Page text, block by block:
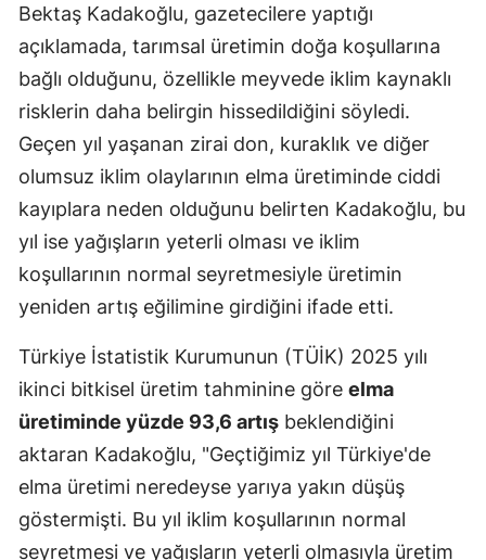
Bektaş Kadakoğlu, gazetecilere yaptığı
açıklamada, tarımsal üretimin doğa koşullarına
bağlı olduğunu, özellikle meyvede iklim kaynaklı
risklerin daha belirgin hissedildiğini söyledi.
Geçen yıl yaşanan zirai don, kuraklık ve diğer
olumsuz iklim olaylarının elma üretiminde ciddi
kayıplara neden olduğunu belirten Kadakoğlu, bu
yıl ise yağışların yeterli olması ve iklim
koşullarının normal seyretmesiyle üretimin
yeniden artış eğilimine girdiğini ifade etti.
Türkiye İstatistik Kurumunun (TÜİK) 2025 yılı
ikinci bitkisel üretim tahminine göre elma
üretiminde yüzde 93,6 artış beklendiğini
aktaran Kadakoğlu, "Geçtiğimiz yıl Türkiye'de
elma üretimi neredeyse yarıya yakın düşüş
göstermişti. Bu yıl iklim koşullarının normal
seyretmesi ve yağışların yeterli olmasıyla üretim